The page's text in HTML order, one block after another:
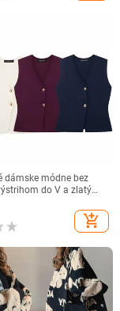
dámske módne bez
do V a zlatými
vesty, dámske
kardigany
add_shopping_cart